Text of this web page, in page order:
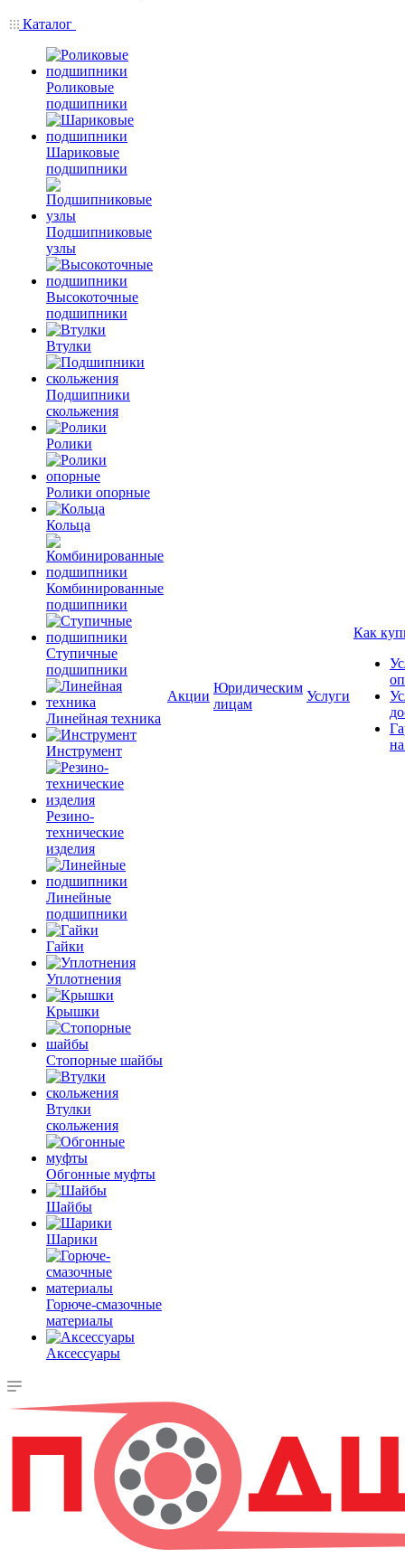
Каталог
Роликовые
подшипники
Шариковые
подшипники
Подшипниковые
узлы
Высокоточные
подшипники
Втулки
Подшипники
скольжения
Ролики
Ролики опорные
Кольца
Комбинированные
подшипники
Ступичные
подшипники
Линейная техника
Инструмент
Резино-
технические
изделия
Линейные
подшипники
Гайки
Уплотнения
Крышки
Стопорные шайбы
Втулки
скольжения
Обгонные муфты
Шайбы
Шарики
Горюче-смазочные
материалы
Аксессуары
Акции
Юридическим
лицам
Услуги
Как